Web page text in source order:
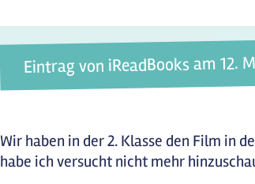
Eintrag von iReadBooks am 12.
Wir haben in der 2. Klasse den Film in
habe ich versucht nicht mehr